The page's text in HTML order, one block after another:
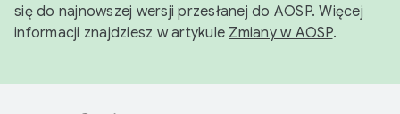
się do najnowszej wersji przesłanej do AOSP. Więcej
informacji znajdziesz w artykule Zmiany w AOSP.